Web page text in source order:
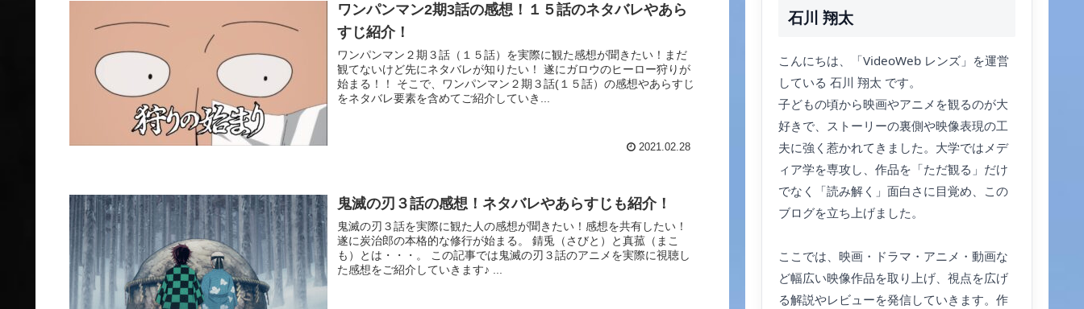
ワンパンマン2期3話の感想！１５話のネタバレやあら
すじ紹介！
ワンパンマン２期３話（１５話）を実際に観た感想が聞きたい！まだ
観てないけど先にネタバレが知りたい！ 遂にガロウのヒーロー狩りが
始まる！！ そこで、ワンパンマン２期３話(１５話）の感想やあらすじ
をネタバレ要素を含めてご紹介していき...
2021.02.28
鬼滅の刃３話の感想！ネタバレやあらすじも紹介！
鬼滅の刃３話を実際に観た人の感想が聞きたい！感想を共有したい！
遂に炭治郎の本格的な修行が始まる。 錆兎（さびと）と真菰（まこ
も）とは・・・。 この記事では鬼滅の刃３話のアニメを実際に視聴し
た感想をご紹介していきます♪ ...
石川 翔太
こんにちは、「VideoWeb レンズ」を運営
している 石川 翔太 です。
子どもの頃から映画やアニメを観るのが大
好きで、ストーリーの裏側や映像表現の工
夫に強く惹かれてきました。大学ではメデ
ィア学を専攻し、作品を「ただ観る」だけ
でなく「読み解く」面白さに目覚め、この
ブログを立ち上げました。
ここでは、映画・ドラマ・アニメ・動画な
ど幅広い映像作品を取り上げ、視点を広げ
る解説やレビューを発信していきます。作